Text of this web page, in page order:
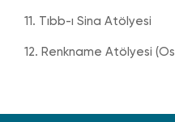
11. Tıbb-ı Sina Atölyesi
12. Renkname Atölyesi